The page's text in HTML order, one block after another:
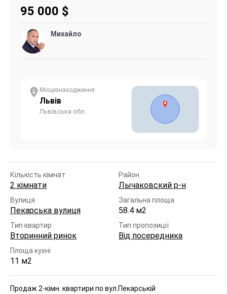
95 000 $
Михайло
Місцезнаходження
Львів
Львівська обл.
Кількість кімнат
2 кімнати
Район
Лычаковский р-н
Вулиця
Пекарська вулиця
Загальна площа
58.4 м2
Тип квартир
Вторинний ринок
Тип пропозиції
Від посередника
Площа кухні
11 м2
Продаж 2-кімн. квартири по вул.Пекарській